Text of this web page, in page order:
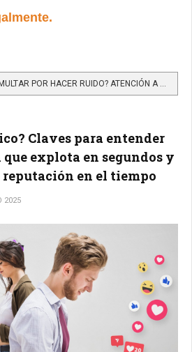
LEER MÁS…¿LO PUEDEN MULTAR POR HACER RUIDO? ATENCIÓN A LO QUE DICE ACTUALMENTE LA LEY EN COLOMBIA
Claves para entender
explota en segundos y
en el tiempo
2025